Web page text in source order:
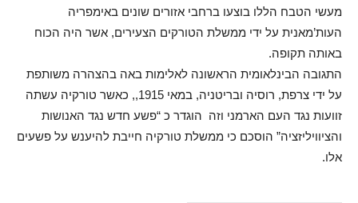
מעשי הטבח הללו בוצעו ברחבי אזורים שונים באימפריה
העות’מאנית על ידי ממשלת הטורקים הצעירים, אשר היה הכוח
באותה תקופה.
התגובה הבינלאומית הראשונה לאלימות באה בהצהרה משותפת
על ידי צרפת, רוסיה ובריטניה, במאי 1915,, כאשר טורקיה עשתה
זוועות נגד העם הארמני וזה הוגדר כ “פשע חדש נגד האנושות
והציוויליזציה” הוסכם כי ממשלת טורקיה חייבת להיענש על פשעים
אלו.